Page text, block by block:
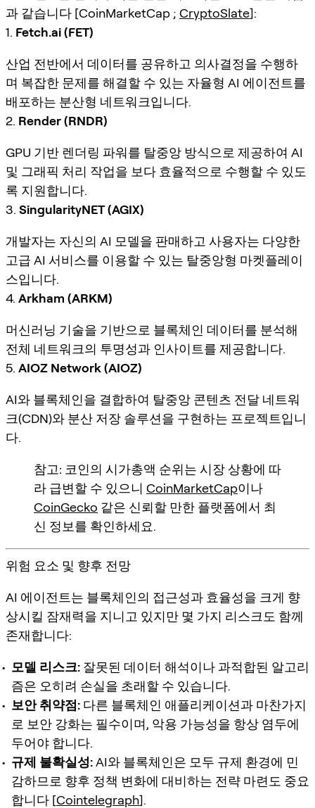
과 같습니다 [CoinMarketCap ; CryptoSlate]:
1. Fetch.ai (FET)
산업 전반에서 데이터를 공유하고 의사결정을 수행하
며 복잡한 문제를 해결할 수 있는 자율형 AI 에이전트를
배포하는 분산형 네트워크입니다.
2. Render (RNDR)
GPU 기반 렌더링 파워를 탈중앙 방식으로 제공하여 AI
및 그래픽 처리 작업을 보다 효율적으로 수행할 수 있도
록 지원합니다.
3. SingularityNET (AGIX)
개발자는 자신의 AI 모델을 판매하고 사용자는 다양한
고급 AI 서비스를 이용할 수 있는 탈중앙형 마켓플레이
스입니다.
4. Arkham (ARKM)
머신러닝 기술을 기반으로 블록체인 데이터를 분석해
전체 네트워크의 투명성과 인사이트를 제공합니다.
5. AIOZ Network (AIOZ)
AI와 블록체인을 결합하여 탈중앙 콘텐츠 전달 네트워
크(CDN)와 분산 저장 솔루션을 구현하는 프로젝트입니
다.
참고: 코인의 시가총액 순위는 시장 상황에 따
라 급변할 수 있으니 CoinMarketCap이나
CoinGecko 같은 신뢰할 만한 플랫폼에서 최
신 정보를 확인하세요.
위험 요소 및 향후 전망
AI 에이전트는 블록체인의 접근성과 효율성을 크게 향
상시킬 잠재력을 지니고 있지만 몇 가지 리스크도 함께
존재합니다:
모델 리스크: 잘못된 데이터 해석이나 과적합된 알고리
즘은 오히려 손실을 초래할 수 있습니다.
보안 취약점: 다른 블록체인 애플리케이션과 마찬가지
로 보안 강화는 필수이며, 악용 가능성을 항상 염두에
두어야 합니다.
규제 불확실성:AI와 블록체인은 모두 규제 환경에 민
감하므로 향후 정책 변화에 대비하는 전략 마련도 중요
합니다 [Cointelegraph].